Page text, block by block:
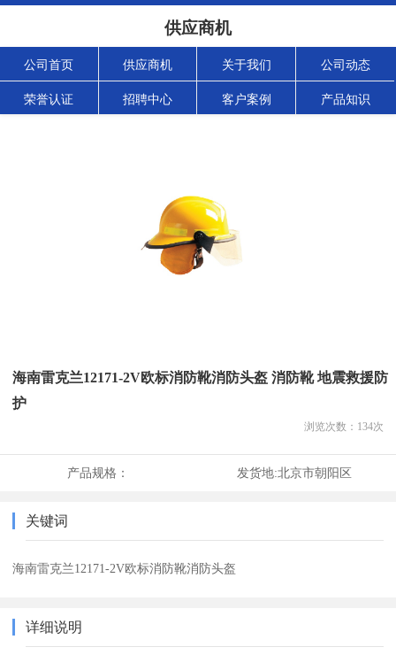
供应商机
公司首页 供应商机 关于我们 公司动态
荣誉认证 招聘中心 客户案例 产品知识
海南雷克兰12171-2V欧标消防靴消防头盔 消防靴 地震救援防
护
浏览次数： 134次
产品规格： 发货地:北京市朝阳区
关键词
海南雷克兰12171-2V欧标消防靴消防头盔
详细说明